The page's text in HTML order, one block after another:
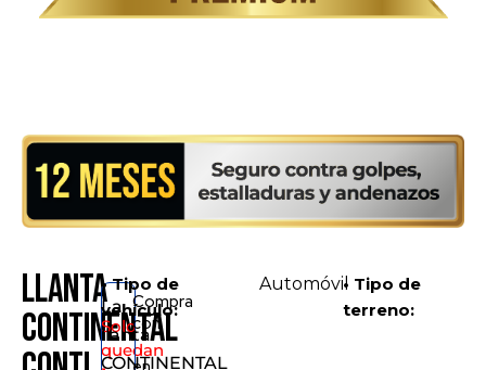
Llanta
CONTINENTAL
Solo
quedan
Compra
con
La
llanta
CONTINENTAL
• Tipo de
vehículo:
Automóvil• Tipo de
terreno: